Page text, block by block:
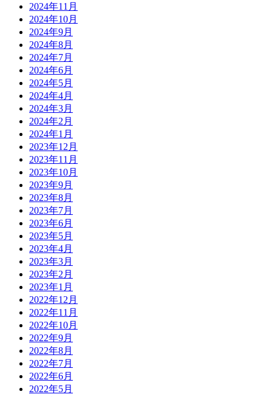
2024年11月
2024年10月
2024年9月
2024年8月
2024年7月
2024年6月
2024年5月
2024年4月
2024年3月
2024年2月
2024年1月
2023年12月
2023年11月
2023年10月
2023年9月
2023年8月
2023年7月
2023年6月
2023年5月
2023年4月
2023年3月
2023年2月
2023年1月
2022年12月
2022年11月
2022年10月
2022年9月
2022年8月
2022年7月
2022年6月
2022年5月